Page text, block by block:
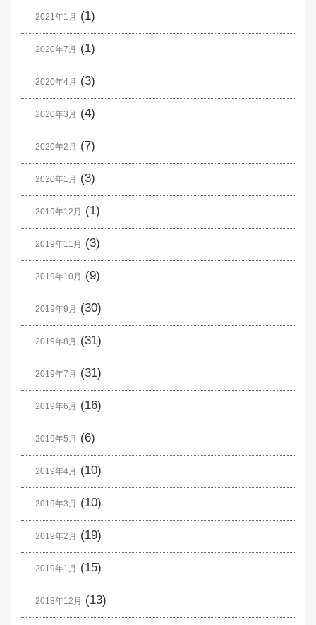
2021年1月 (1)
2020年7月 (1)
2020年4月 (3)
2020年3月 (4)
2020年2月 (7)
2020年1月 (3)
2019年12月 (1)
2019年11月 (3)
2019年10月 (9)
2019年9月 (30)
2019年8月 (31)
2019年7月 (31)
2019年6月 (16)
2019年5月 (6)
2019年4月 (10)
2019年3月 (10)
2019年2月 (19)
2019年1月 (15)
2018年12月 (13)